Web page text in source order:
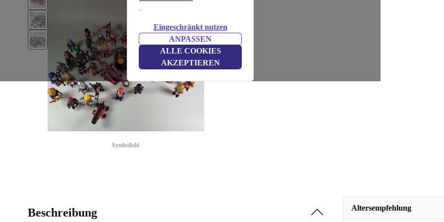
.
Eingeschränkt nutzen
ANPASSEN
ALLE COOKIES
AKZEPTIEREN
Symbolbild
Altersempfehlung
Beschreibung